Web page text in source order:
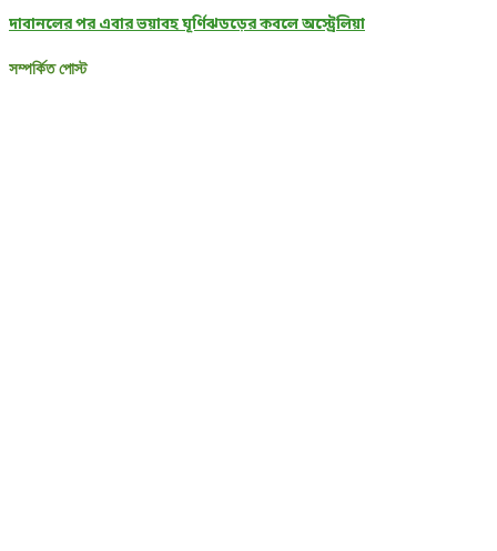
দাবানলের পর এবার ভয়াবহ ঘূর্ণিঝডড়ের কবলে অস্ট্রেলিয়া
সম্পর্কিত পোস্ট